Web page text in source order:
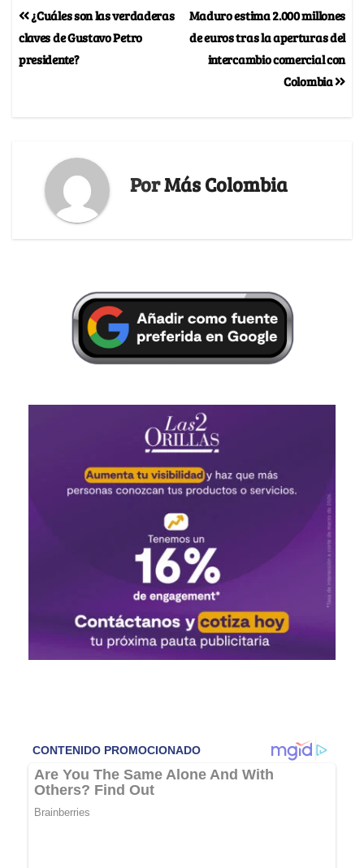
Maduro estima 2.000 millones
de euros tras la aperturas del
intercambio comercial con
Colombia
¿Cuáles son las verdaderas
claves de Gustavo Petro
presidente?
PorMás Colombia